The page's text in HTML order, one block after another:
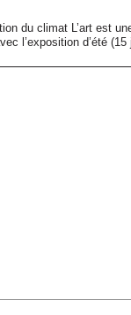
du climat L’art est
l’exposition d’été